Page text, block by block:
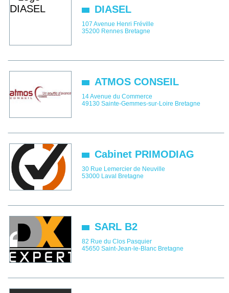
DIASEL
107 Avenue Henri Fréville
35200 Rennes Bretagne
ATMOS CONSEIL
14 Avenue du Commerce
49130 Sainte-Gemmes-sur-Loire Bretagne
Cabinet PRIMODIAG
30 Rue Lemercier de Neuville
53000 Laval Bretagne
SARL B2
82 Rue du Clos Pasquier
45650 Saint-Jean-le-Blanc Bretagne